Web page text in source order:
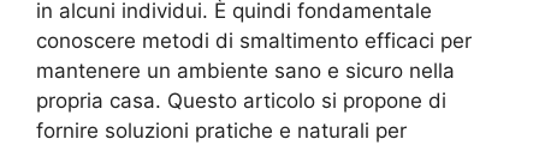
in alcuni individui. È quindi fondamentale
conoscere metodi di smaltimento efficaci per
mantenere un ambiente sano e sicuro nella
propria casa. Questo articolo si propone di
fornire soluzioni pratiche e naturali per